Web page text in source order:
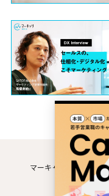
マーキャリMEDIAとは